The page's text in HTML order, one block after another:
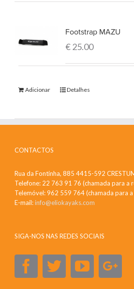
Footstrap MAZU
€25.00
Adicionar Detalhes
CONTACTOS
Rua da Fontinha, 885 4415-592
Telefone: 22 763 91 76 (chamada para a
Telemóvel: 962 559 764 (chamada para
E-mail:info@eliokayaks.com
SIGA-NOS NAS REDES SOCIAIS